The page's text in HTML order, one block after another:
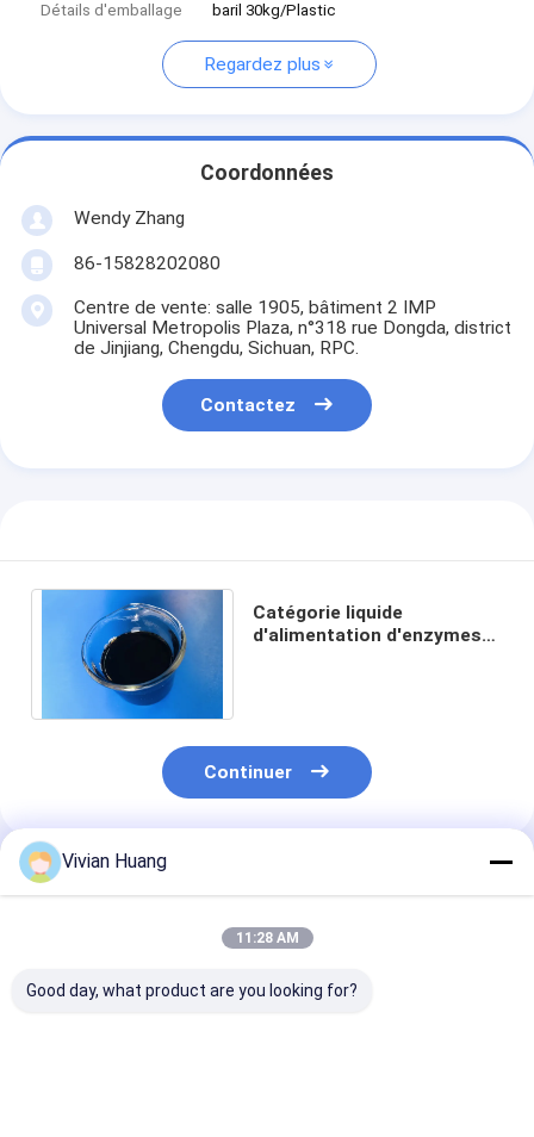
Détails d'emballage
baril 30kg/Plastic
Regardez plus
Coordonnées
Wendy Zhang
86-15828202080
Centre de vente: salle 1905, bâtiment 2 IMP
Universal Metropolis Plaza, n°318 rue Dongda, district
de Jinjiang, Chengdu, Sichuan, RPC.
Contactez
Catégorie liquide
d'alimentation d'enzymes
Continuer
Produits Recommandés
Vivian Huang
11:28 AM
Good day, what product are you looking for?